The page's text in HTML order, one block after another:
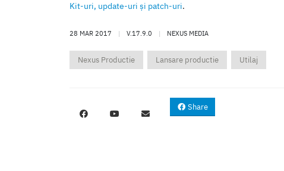
Kit-uri, update-uri şi patch-uri.
28 MAR 2017 | V.17.9.0 | NEXUS MEDIA
Nexus Productie Lansare productie Utilaj
Share